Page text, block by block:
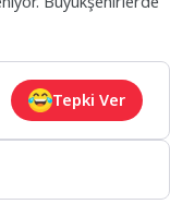
Tepki Ver